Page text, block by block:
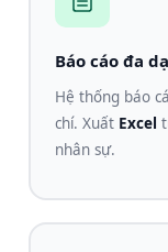
Báo cáo đa
Hệ thống báo
chí. Xuất Excel
nhân sự.